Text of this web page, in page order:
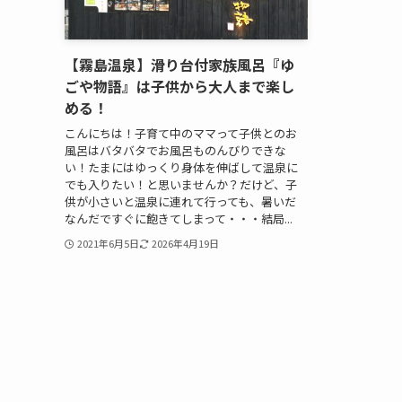
【霧島温泉】滑り台付家族風呂『ゆ
ごや物語』は子供から大人まで楽し
める！
こんにちは！子育て中のママって子供とのお
風呂はバタバタでお風呂ものんびりできな
い！たまにはゆっくり身体を伸ばして温泉に
でも入りたい！と思いませんか？だけど、子
供が小さいと温泉に連れて行っても、暑いだ
なんだですぐに飽きてしまって・・・結局...
2021年6月5日 2026年4月19日